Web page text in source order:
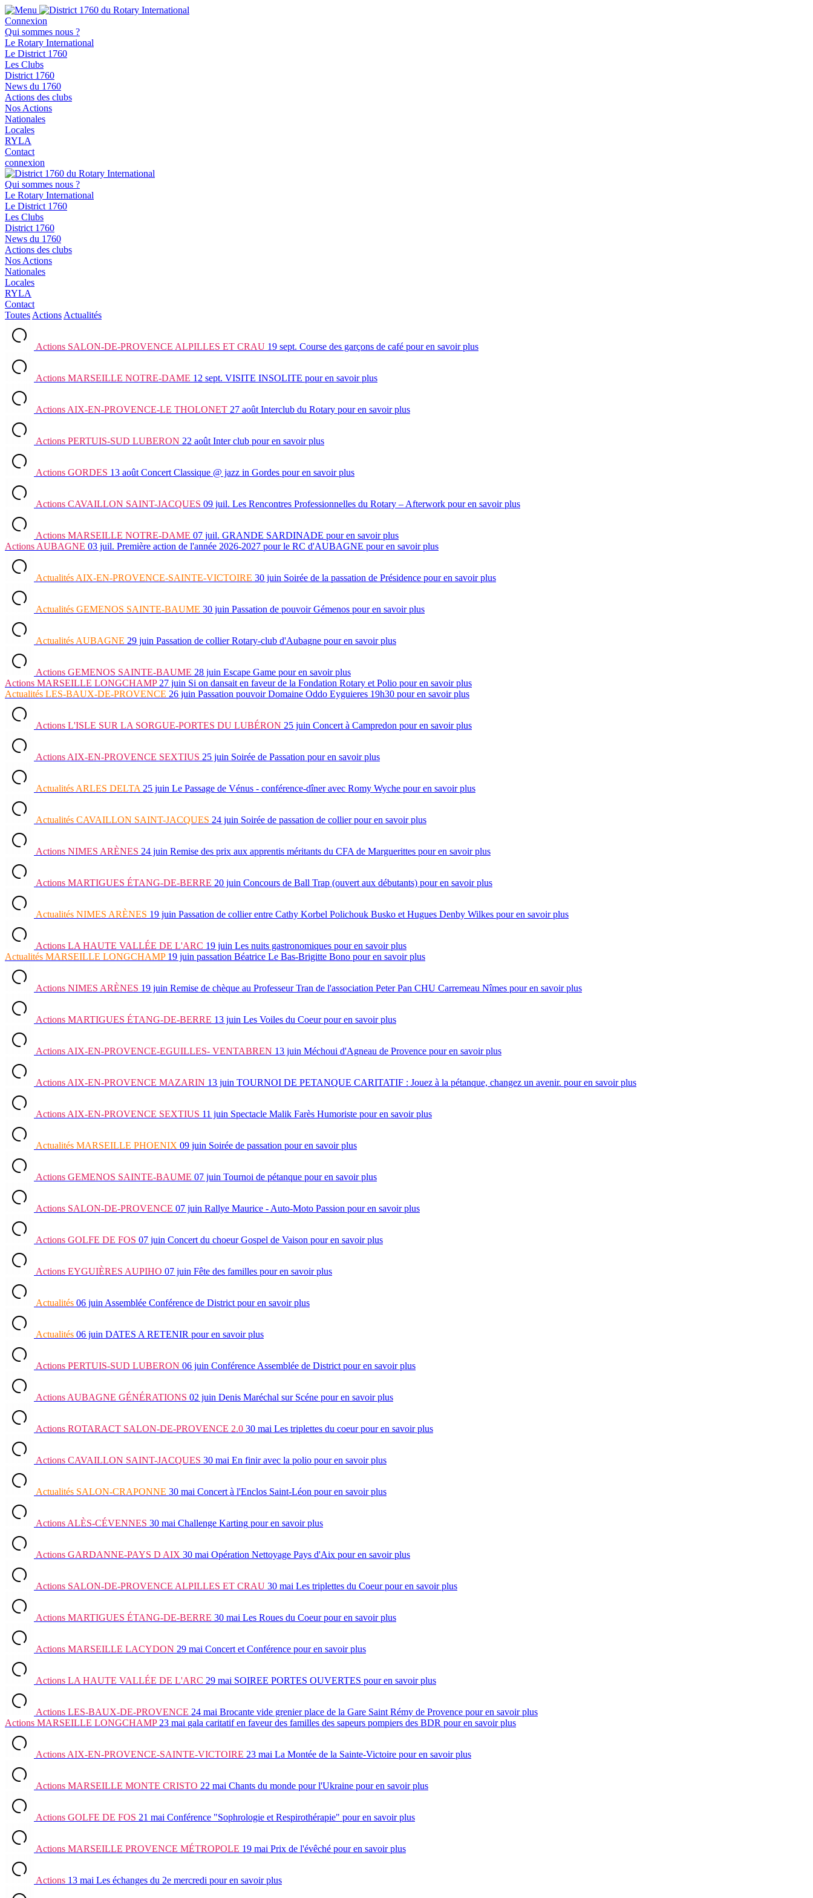
Connexion
Qui sommes nous ?
Le Rotary International
Le District 1760
Les Clubs
District 1760
News du 1760
Actions des clubs
Nos Actions
Nationales
Locales
RYLA
Contact
connexion
Qui sommes nous ?
Le Rotary International
Le District 1760
Les Clubs
District 1760
News du 1760
Actions des clubs
Nos Actions
Nationales
Locales
RYLA
Contact
Toutes Actions Actualités
Actions SALON-DE-PROVENCE ALPILLES ET CRAU 19 sept. Course des garçons de café pour en savoir plus
Actions MARSEILLE NOTRE-DAME 12 sept. VISITE INSOLITE pour en savoir plus
Actions AIX-EN-PROVENCE-LE THOLONET 27 août Interclub du Rotary pour en savoir plus
Actions PERTUIS-SUD LUBERON 22 août Inter club pour en savoir plus
Actions GORDES 13 août Concert Classique @ jazz in Gordes pour en savoir plus
Actions CAVAILLON SAINT-JACQUES 09 juil. Les Rencontres Professionnelles du Rotary – Afterwork pour en savoir plus
Actions MARSEILLE NOTRE-DAME 07 juil. GRANDE SARDINADE pour en savoir plus
Actions AUBAGNE 03 juil. Première action de l'année 2026-2027 pour le RC d'AUBAGNE pour en savoir plus
Actualités AIX-EN-PROVENCE-SAINTE-VICTOIRE 30 juin Soirée de la passation de Présidence pour en savoir plus
Actualités GEMENOS SAINTE-BAUME 30 juin Passation de pouvoir Gémenos pour en savoir plus
Actualités AUBAGNE 29 juin Passation de collier Rotary-club d'Aubagne pour en savoir plus
Actions GEMENOS SAINTE-BAUME 28 juin Escape Game pour en savoir plus
Actions MARSEILLE LONGCHAMP 27 juin Si on dansait en faveur de la Fondation Rotary et Polio pour en savoir plus
Actualités LES-BAUX-DE-PROVENCE 26 juin Passation pouvoir Domaine Oddo Eyguieres 19h30 pour en savoir plus
Actions L'ISLE SUR LA SORGUE-PORTES DU LUBÉRON 25 juin Concert à Campredon pour en savoir plus
Actions AIX-EN-PROVENCE SEXTIUS 25 juin Soirée de Passation pour en savoir plus
Actualités ARLES DELTA 25 juin Le Passage de Vénus - conférence-dîner avec Romy Wyche pour en savoir plus
Actualités CAVAILLON SAINT-JACQUES 24 juin Soirée de passation de collierpour en savoir plus
Actions NIMES ARÈNES 24 juin Remise des prix aux apprentis méritants du CFA de Marguerittes pour en savoir plus
Actions MARTIGUES ÉTANG-DE-BERRE 20 juin Concours de Ball Trap (ouvert aux débutants) pour en savoir plus
Actualités NIMES ARÈNES 19 juin Passation de collier entre Cathy Korbel Polichouk Busko et Hugues Denby Wilkes pour en savoir plus
Actions LA HAUTE VALLÉE DE L'ARC 19 juin Les nuits gastronomiques pour en savoir plus
Actualités MARSEILLE LONGCHAMP 19 juin passation Béatrice Le Bas-Brigitte Bono pour en savoir plus
Actions NIMES ARÈNES 19 juin Remise de chèque au Professeur Tran de l'association Peter Pan CHU Carremeau Nîmes pour en savoir plus
Actions MARTIGUES ÉTANG-DE-BERRE 13 juin Les Voiles du Coeur pour en savoir plus
Actions AIX-EN-PROVENCE-EGUILLES- VENTABREN 13 juin Méchoui d'Agneau de Provence pour en savoir plus
Actions AIX-EN-PROVENCE MAZARIN 13 juin TOURNOI DE PETANQUE CARITATIF : Jouez à la pétanque, changez un avenir. pour en savoir plus
Actions AIX-EN-PROVENCE SEXTIUS 11 juin Spectacle Malik Farès Humoriste pour en savoir plus
Actualités MARSEILLE PHOENIX 09 juin Soirée de passation pour en savoir plus
Actions GEMENOS SAINTE-BAUME 07 juin Tournoi de pétanque pour en savoir plus
Actions SALON-DE-PROVENCE 07 juin Rallye Maurice - Auto-Moto Passion pour en savoir plus
Actions GOLFE DE FOS 07 juin Concert du choeur Gospel de Vaison pour en savoir plus
Actions EYGUIÈRES AUPIHO 07 juin Fête des familles pour en savoir plus
Actualités 06 juin Assemblée Conférence de District pour en savoir plus
Actualités 06 juin DATES A RETENIR pour en savoir plus
Actions PERTUIS-SUD LUBERON 06 juin Conférence Assemblée de District pour en savoir plus
Actions AUBAGNE GÉNÉRATIONS 02 juin Denis Maréchal sur Scéne pour en savoir plus
Actions ROTARACT SALON-DE-PROVENCE 2.0 30 mai Les triplettes du coeur pour en savoir plus
Actions CAVAILLON SAINT-JACQUES 30 mai En finir avec la polio pour en savoir plus
Actualités SALON-CRAPONNE 30 mai Concert à l'Enclos Saint-Léon pour en savoir plus
Actions ALÈS-CÉVENNES 30 mai Challenge Karting pour en savoir plus
Actions GARDANNE-PAYS D AIX 30 mai Opération Nettoyage Pays d'Aix pour en savoir plus
Actions SALON-DE-PROVENCE ALPILLES ET CRAU 30 mai Les triplettes du Coeur pour en savoir plus
Actions MARTIGUES ÉTANG-DE-BERRE 30 mai Les Roues du Coeur pour en savoir plus
Actions MARSEILLE LACYDON 29 mai Concert et Conférence pour en savoir plus
Actions LA HAUTE VALLÉE DE L'ARC 29 mai SOIREE PORTES OUVERTES pour en savoir plus
Actions LES-BAUX-DE-PROVENCE 24 mai Brocante vide grenier place de la Gare Saint Rémy de Provence pour en savoir plus
Actions MARSEILLE LONGCHAMP 23 mai gala caritatif en faveur des familles des sapeurs pompiers des BDR pour en savoir plus
Actions AIX-EN-PROVENCE-SAINTE-VICTOIRE 23 mai La Montée de la Sainte-Victoire pour en savoir plus
Actions MARSEILLE MONTE CRISTO 22 mai Chants du monde pour l'Ukraine pour en savoir plus
Actions GOLFE DE FOS 21 mai Conférence "Sophrologie et Respirothérapie" pour en savoir plus
Actions MARSEILLE PROVENCE MÉTROPOLE 19 mai Prix de l'évêché pour en savoir plus
Actions 13 mai Les échanges du 2e mercredi pour en savoir plus